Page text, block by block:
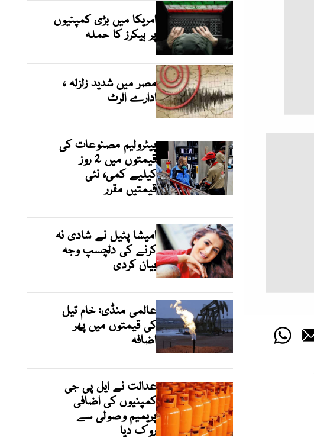
امریکا میں بڑی کمپنیوں
پر ہیکرز کا حملہ
مصر میں شدید زلزلہ ،
ادارے الرٹ
پیٹرولیم مصنوعات کی
قیمتوں میں 2 روز
کیلیے کمی، نئی
قیمتیں مقرر
امیشا پٹیل نے شادی نہ
کرنے کی دلچسپ وجہ
بیان کردی
عالمی منڈی: خام تیل
کی قیمتوں میں پھر
اضافہ
عدالت نے ایل پی جی
کمپنیوں کی اضافی
پریمیم وصولی سے
روک دیا